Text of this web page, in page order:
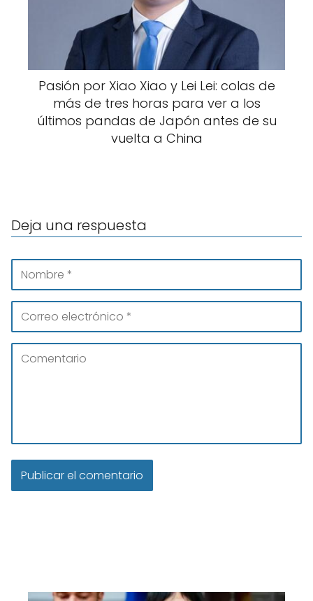
Pasión por Xiao Xiao y Lei Lei: colas de
más de tres horas para ver a los
últimos pandas de Japón antes de su
vuelta a China
Deja una respuesta